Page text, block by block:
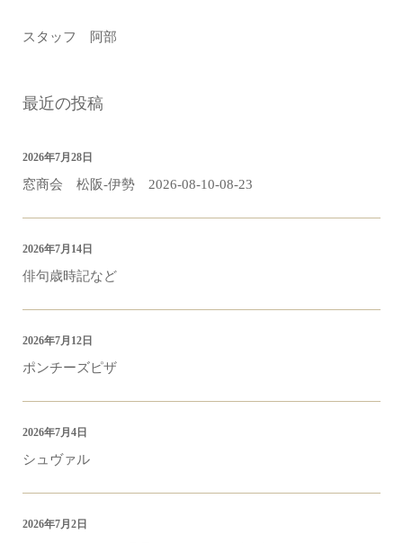
スタッフ 阿部
最近の投稿
窓商会 松阪-伊勢 2026-08-10-08-23
2026年7月28日
俳句歳時記など
2026年7月14日
ポンチーズピザ
2026年7月12日
シュヴァル
2026年7月4日
2026年7月2日